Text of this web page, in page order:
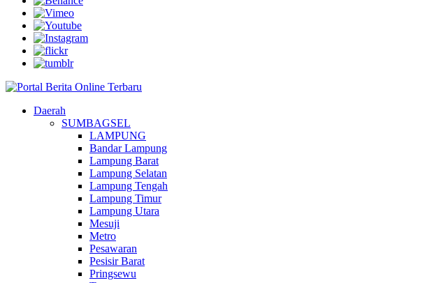
Daerah
SUMBAGSEL
LAMPUNG
Bandar Lampung
Lampung Barat
Lampung Selatan
Lampung Tengah
Lampung Timur
Lampung Utara
Mesuji
Metro
Pesawaran
Pesisir Barat
Pringsewu